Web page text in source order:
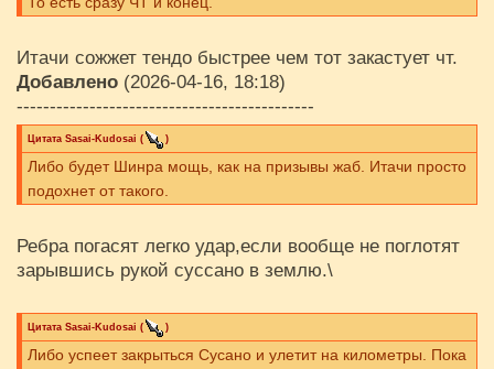
Итачи сожжет тендо быстрее чем тот закастует чт.
Добавлено (2026-04-16, 18:18)
---------------------------------------------
Цитата Sasai-Kudosai ( )
Либо будет Шинра мощь, как на призывы жаб. Итачи просто
подохнет от такого.
Ребра погасят легко удар,если вообще не поглотят
зарывшись рукой суссано в землю.\
Цитата Sasai-Kudosai ( )
Либо успеет закрыться Сусано и улетит на километры. Пока